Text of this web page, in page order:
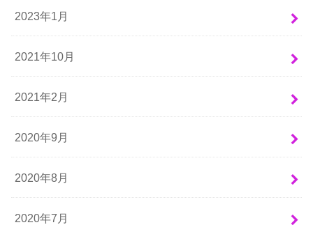
2023年1月
2021年10月
2021年2月
2020年9月
2020年8月
2020年7月